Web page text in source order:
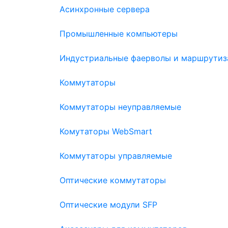
Асинхронные сервера
Промышленные компьютеры
Индустриальные фаерволы и
Коммутаторы
Коммутаторы неуправляемые
Комутаторы WebSmart
Коммутаторы управляемые
Оптические коммутаторы
Оптические модули SFP